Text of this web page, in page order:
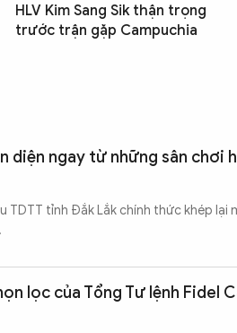
HLV Kim Sang Sik thận trọng
trước trận gặp Campuchia
diện ngay từ những sân chơi
TDTT tỉnh Đắk Lắk chính thức khép lại
lọc của Tổng Tư lệnh Fidel